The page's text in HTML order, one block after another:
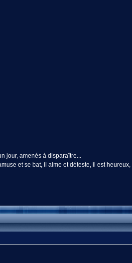
jour, amenés à disparaître...
et se bat, il aime et déteste, il est heureux,